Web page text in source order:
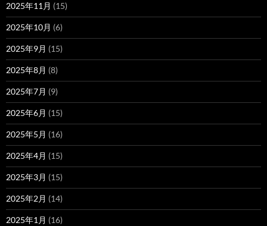
2025年11月 (15)
2025年10月 (6)
2025年9月 (15)
2025年8月 (8)
2025年7月 (9)
2025年6月 (15)
2025年5月 (16)
2025年4月 (15)
2025年3月 (15)
2025年2月 (14)
2025年1月 (16)